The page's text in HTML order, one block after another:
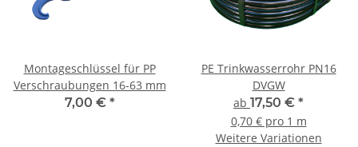
Montageschlüssel für PP
Verschraubungen 16-63 mm
7,00 € *
PE Trinkwasserrohr PN16
DVGW
ab 17,50 € *
0,70 € pro 1 m
Weitere Variationen